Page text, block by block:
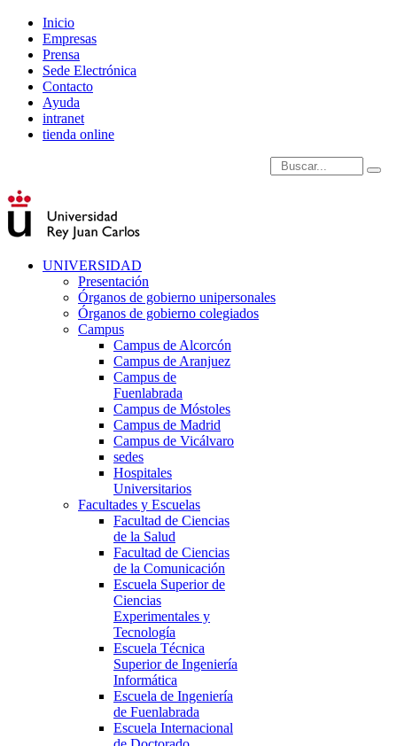
Inicio
Empresas
Prensa
Sede Electrónica
Contacto
Ayuda
intranet
tienda online
Introduce términos de
UNIVERSIDAD
Presentación
Órganos de gobierno unipersonales
Órganos de gobierno colegiados
Campus
Campus de Alcorcón
Campus de Aranjuez
Campus de
Fuenlabrada
Campus de Móstoles
Campus de Madrid
Campus de Vicálvaro
sedes
Hospitales
Universitarios
Facultades y Escuelas
Facultad de Ciencias
de la Salud
Facultad de Ciencias
de la Comunicación
Escuela Superior de
Ciencias
Experimentales y
Tecnología
Escuela Técnica
Superior de Ingeniería
Informática
Escuela de Ingeniería
de Fuenlabrada
Escuela Internacional